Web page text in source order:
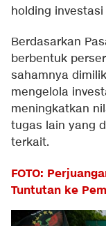
holding
Berdasarkan
berbentuk
sahamnya
mengelola
meningkatkan
tugas lain yang
terkait.
FOTO:
Tuntutan ke